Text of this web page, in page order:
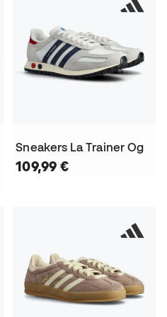
Sneakers La Trainer Og
109,99 €